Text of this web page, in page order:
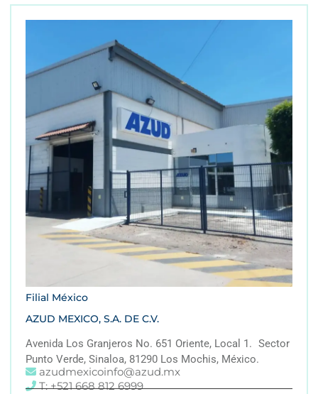
Filial México
AZUD MEXICO, S.A. DE C.V.
Avenida Los Granjeros No. 651 Oriente, Local 1. Sector
Punto Verde, Sinaloa, 81290 Los Mochis, México.
azudmexicoinfo@azud.mx
T: +521 668 812 6999